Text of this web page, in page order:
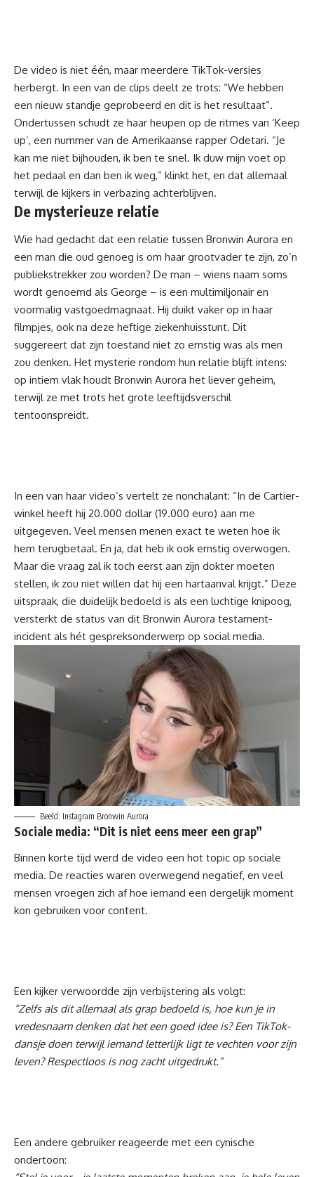
De video is niet één, maar meerdere TikTok-versies
herbergt. In een van de clips deelt ze trots: “We hebben
een nieuw standje geprobeerd en dit is het resultaat”.
Ondertussen schudt ze haar heupen op de ritmes van ‘Keep
up’, een nummer van de Amerikaanse rapper Odetari. “Je
kan me niet bijhouden, ik ben te snel. Ik duw mijn voet op
het pedaal en dan ben ik weg,” klinkt het, en dat allemaal
terwijl de kijkers in verbazing achterblijven.
De mysterieuze relatie
Wie had gedacht dat een relatie tussen Bronwin Aurora en
een man die oud genoeg is om haar grootvader te zijn, zo’n
publiekstrekker zou worden? De man – wiens naam soms
wordt genoemd als George – is een multimiljonair en
voormalig vastgoedmagnaat. Hij duikt vaker op in haar
filmpjes, ook na deze heftige ziekenhuisstunt. Dit
suggereert dat zijn toestand niet zo ernstig was als men
zou denken. Het mysterie rondom hun relatie blijft intens:
op intiem vlak houdt Bronwin Aurora het liever geheim,
terwijl ze met trots het grote leeftijdsverschil
tentoonspreidt.
In een van haar video’s vertelt ze nonchalant: “In de Cartier-
winkel heeft hij 20.000 dollar (19.000 euro) aan me
uitgegeven. Veel mensen menen exact te weten hoe ik
hem terugbetaal. En ja, dat heb ik ook ernstig overwogen.
Maar die vraag zal ik toch eerst aan zijn dokter moeten
stellen, ik zou niet willen dat hij een hartaanval krijgt.” Deze
uitspraak, die duidelijk bedoeld is als een luchtige knipoog,
versterkt de status van dit Bronwin Aurora testament-
incident als hét gespreksonderwerp op social media.
Beeld: Instagram Bronwin Aurora
Sociale media: “Dit is niet eens meer een grap”
Binnen korte tijd werd de video een hot topic op sociale
media. De reacties waren overwegend negatief, en veel
mensen vroegen zich af hoe iemand een dergelijk moment
kon gebruiken voor content.
Een kijker verwoordde zijn verbijstering als volgt:
“Zelfs als dit allemaal als grap bedoeld is, hoe kun je in
vredesnaam denken dat het een goed idee is? Een TikTok-
dansje doen terwijl iemand letterlijk ligt te vechten voor zijn
leven? Respectloos is nog zacht uitgedrukt.”
Een andere gebruiker reageerde met een cynische
ondertoon: